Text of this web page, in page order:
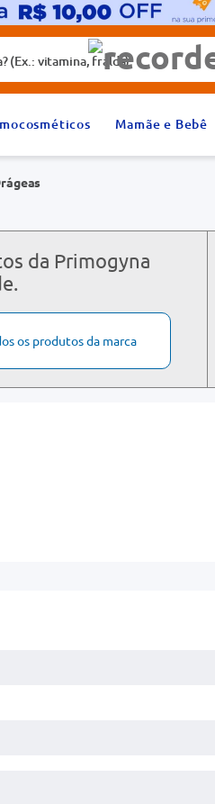
fralda)
Mamãe e Bebê
da Primogyna
os produtos da marca
2º
fralda